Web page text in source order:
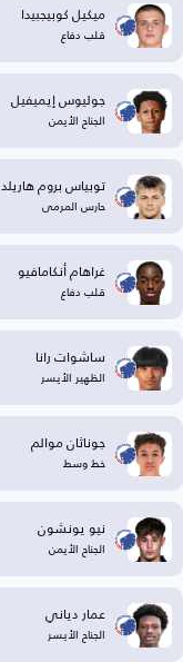
ميكيل كوبيجبيدا
قلب دفاع
جوليوس إيميفيل
الجناح الأيمن
توبياس بروم هاريلد
حارس المرمى
غراهام أنكامافيو
قلب دفاع
ساشوات رانا
الظهير الأيسر
جوناثان موالم
خط وسط
نيو يونشون
الجناح الأيمن
عمار دياني
الجناح الأيسر